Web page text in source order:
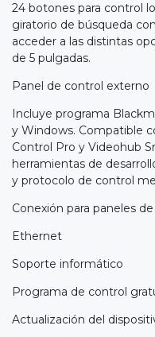
24 botones para control
giratorio de búsqueda
acceder a las distintas
de 5 pulgadas.
Panel de control externo
Incluye programa
y Windows. Compatible
Control Pro y Videohub
herramientas de
y protocolo de control
Conexión para paneles
Ethernet
Soporte informático
Programa de control
Actualización del